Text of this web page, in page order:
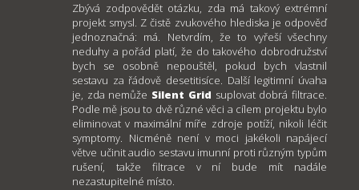
Zbývá zodpovědět otázku, zda má takový extrémní
projekt smysl. Z čistě zvukového hlediska je odpověď
jednoznačná: má. Netvrdím, že to vyřeší všechny
neduhy a pořád platí, že do takového dobrodružství
bych se osobně nepouštěl, pokud bych vlastnil
sestavu za řádově desetitisíce. Další legitimní úvaha
je, zda nemůže Silent Grid suplovat dobrá filtrace.
Podle mě jsou to dvě různé věci a cílem projektu bylo
eliminovat v maximální míře zdroje potíží, nikoli léčit
symptomy. Nicméně není v moci jakékoli napájecí
větve učinit audio sestavu imunní proti různým typům
rušení, takže filtrace v ní bude mít nadále
nezastupitelné místo.